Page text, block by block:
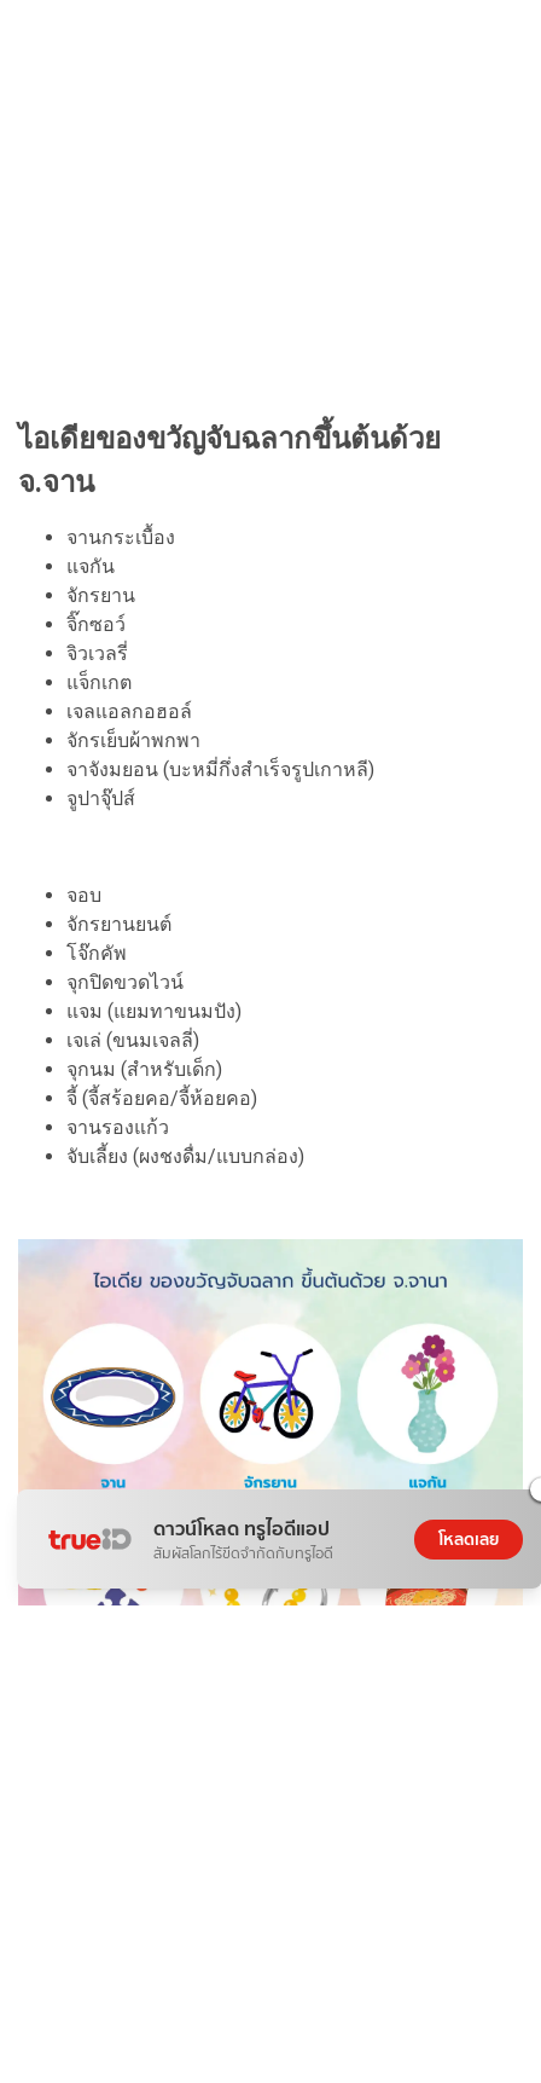
ไอเดียของขวัญจับฉลากขึ้นต้นด้วย
จ.จาน
จานกระเบื้อง
แจกัน
จักรยาน
จิ๊กซอว์
จิวเวลรี่
แจ็กเกต
เจลแอลกอฮอล์
จักรเย็บผ้าพกพา
จาจังมยอน (บะหมี่กึ่งสำเร็จรูปเกาหลี)
จูปาจุ๊ปส์
จอบ
จักรยานยนต์
โจ๊กคัพ
จุกปิดขวดไวน์
แจม (แยมทาขนมปัง)
เจเล่ (ขนมเจลลี่)
จุกนม (สำหรับเด็ก)
จี้ (จี้สร้อยคอ/จี้ห้อยคอ)
จานรองแก้ว
จับเลี้ยง (ผงชงดื่ม/แบบกล่อง)
ดาวน์โหลด ทรูไอดีแอป
สัมผัสโลกไร้ขีดจำกัดกับทรูไอดี
โหลดเลย